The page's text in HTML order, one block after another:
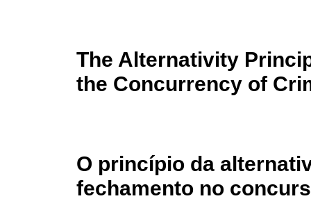
The Alternativity
the Concurrency of
O princípio da
fechamento no